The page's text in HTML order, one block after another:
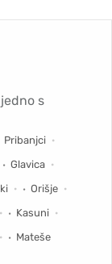
s
Pribanjci
Glavica
Orišje
Kasuni
Mateše